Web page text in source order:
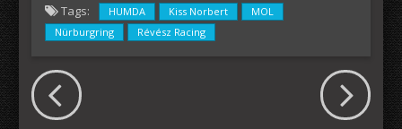
Tags: HUMDA Kiss Norbert
MOL
Nürburgring
Révész Racing